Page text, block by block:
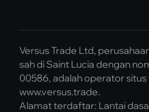
Versus Trade Ltd,
sah di Saint Lucia dengan
00586, adalah operator situs
www.versus.trade.
Alamat terdaftar: Lantai